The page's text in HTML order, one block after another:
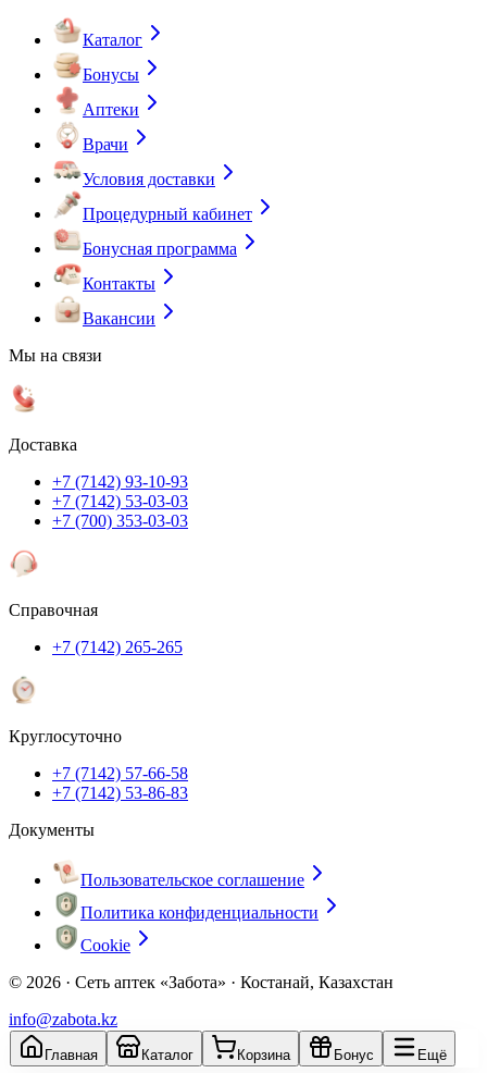
Каталог
Бонусы
Аптеки
Врачи
Условия доставки
Процедурный кабинет
Бонусная программа
Контакты
Вакансии
Мы на связи
Доставка
+7 (7142) 93-10-93
+7 (7142) 53-03-03
+7 (700) 353-03-03
Справочная
+7 (7142) 265-265
Круглосуточно
+7 (7142) 57-66-58
+7 (7142) 53-86-83
Документы
Пользовательское соглашение
Политика конфиденциальности
Cookie
© 2026 · Сеть аптек «Забота» · Костанай, Казахстан
info@zabota.kz
Главная Каталог Корзина Бонус Ещё